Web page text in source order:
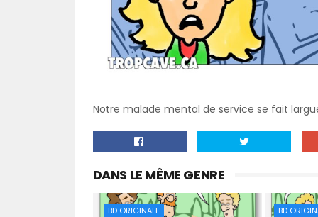
Notre malade mental de service se fait
DANS LE MÊME GENRE
BD ORIGINALE BD